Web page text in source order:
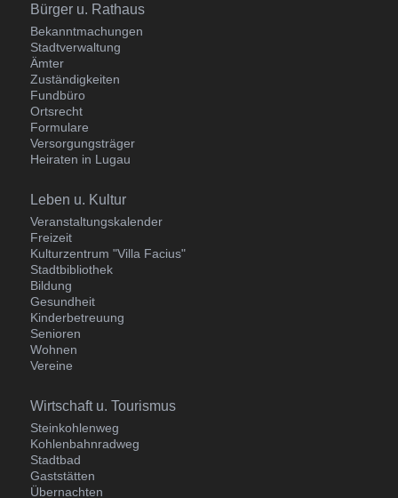
Navigation
überspringen
Bürger u. Rathaus
Bekanntmachungen
Stadtverwaltung
Ämter
Zuständigkeiten
Fundbüro
Ortsrecht
Formulare
Versorgungsträger
Heiraten in Lugau
Navigation
überspringen
Leben u. Kultur
Veranstaltungskalender
Freizeit
Kulturzentrum "Villa Facius"
Stadtbibliothek
Bildung
Gesundheit
Kinderbetreuung
Senioren
Wohnen
Vereine
Navigation
überspringen
Wirtschaft u. Tourismus
Steinkohlenweg
Kohlenbahnradweg
Stadtbad
Gaststätten
Übernachten